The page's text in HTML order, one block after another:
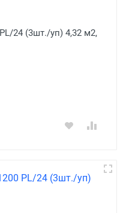
24 (3шт./уп) 4,32 м2,